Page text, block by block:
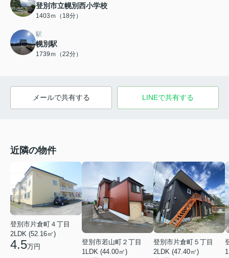
登別市立幌別西小学校
1403ｍ（18分）
駅
幌別駅
1739ｍ（22分）
メールで共有する LINEで共有する
近隣の物件
登別市片倉町４丁目
2LDK (52.16㎡)
4.5万円
登別市若山町２丁目
1LDK (44.00㎡)
登別市片倉町５丁目
2LDK (47.40㎡)